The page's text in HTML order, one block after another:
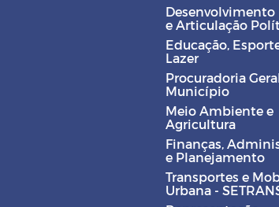
Desenvolvimento
e Articulação
Educação,
Lazer
Procuradoria
Município
Meio Ambiente e
Agricultura
Finanças,
e Planejamento
Transportes e
Urbana -